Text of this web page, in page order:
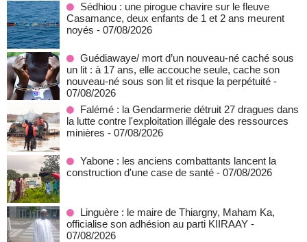
Sédhiou : une pirogue chavire sur le fleuve
Casamance, deux enfants de 1 et 2 ans meurent
noyés - 07/08/2026
Guédiawaye/ mort d’un nouveau-né caché sous
un lit : à 17 ans, elle accouche seule, cache son
nouveau-né sous son lit et risque la perpétuité -
07/08/2026
Falémé : la Gendarmerie détruit 27 dragues dans
la lutte contre l'exploitation illégale des ressources
minières - 07/08/2026
Yabone : les anciens combattants lancent la
construction d'une case de santé - 07/08/2026
Linguère : le maire de Thiargny, Maham Ka,
officialise son adhésion au parti KIIRAAY -
07/08/2026